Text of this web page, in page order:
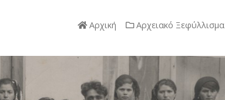
Αρχική Αρχειακό Ξεφύλλισμα